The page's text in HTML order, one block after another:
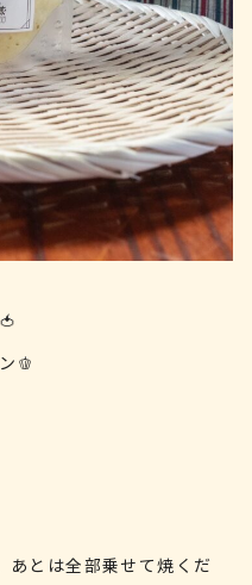
🫑
あとは全部乗せて焼くだ